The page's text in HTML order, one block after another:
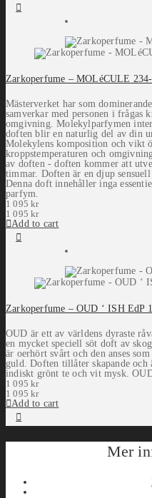
Zarkoperfume – MOLéCULE
Mästerverket har som
samverkar med personen i frågas
omgivning. Molekylparfymen
doften blir en naturlig del av din
Molekylens komposition och vikt
kroppstemperaturen och
av doften - doften kommer att
timmar. Doften är en djup
Denna doft innehåller inga
parfym.
1 095kr
1 095kr
Add to cart
Zarkoperfume – OUD ‘ ISH EdP
OUD är ett av världens dyraste
en mycket speciell söt doft av
är oerhört svårt och den anses
guld. Doften tillåter skapande och
indiskt grönt te och vit mysk.
1 095kr
1 095kr
Add to cart
Mer